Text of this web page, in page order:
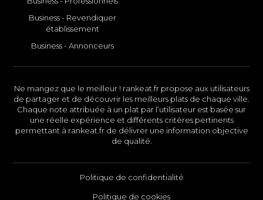
Business - Revendiquer
établissement
Business - Annonceurs
Ne mangez que le meilleur ! rankeat.fr propose aux utilisateurs
de partager et de découvrir les meilleurs plats de chaque ville.
Chaque note attribuée à un plat par l’utilisateur est basée sur
une réelle expérience et différents critères pertinents
permettant à rankeat.fr de délivrer une information objective
de qualité.
Politique de confidentialité
Politique de cookies